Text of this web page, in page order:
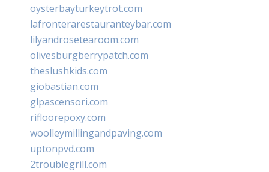
oysterbayturkeytrot.com
lafronterarestauranteybar.com
lilyandrosetearoom.com
olivesburgberrypatch.com
theslushkids.com
giobastian.com
glpascensori.com
rifloorepoxy.com
woolleymillingandpaving.com
uptonpvd.com
2troublegrill.com